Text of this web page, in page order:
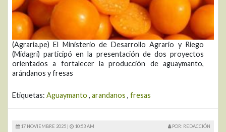
(Agraria.pe) El Ministerio de Desarrollo Agrario y Riego
(Midagri) participó en la presentación de dos proyectos
orientados a fortalecer la producción de aguaymanto,
arándanos y fresas
Etiquetas: Aguaymanto , arandanos , fresas
17 NOVIEMBRE 2025 | 10:53 AM POR: REDACCIÓN